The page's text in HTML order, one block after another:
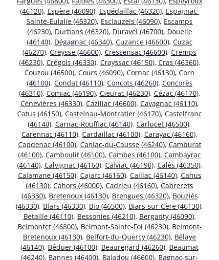
(46120), Espère (46090), Espédaillac (46320), Espagnac-
Sainte-Eulalie (46320), Esclauzels (46090), Escamps
(46230), Durbans (46320), Duravel (46700), Douelle
(46140), Dégagnac (46340), Cuzance (46600), Cuzac
(46270), Creysse (46600), Cressensac (46600), Cremps
(46230), Crégols (46330), Crayssac (46150), Cras (46360),
Couzou (46500), Cours (46090), Cornac (46130), Corn
(46100), Condat (46110), Concots (46260), Concorès
(46310), Comiac (46190), Cieurac (46230), Cézac (46170),
Cénevières (46330), Cazillac (46600), Cavagnac (46110),
Catus (46150), Castelnau-Montratier (46170), Castelfranc
(46140), Carnac-Rouffiac (46140), Carlucet (46500),
Carennac (46110), Cardaillac (46100), Carayac (46160),
Capdenac (46100), Caniac-du-Causse (46240), Camburat
(46100), Camboulit (46100), Cambes (46100), Cambayrac
(46140), Calvignac (46160), Calviac (46190), Calès (46350),
Calamane (46150), Cajarc (46160), Caillac (46140), Cahus
(46130), Cahors (46000), Cadrieu (46160), Cabrerets
(46330), Bretenoux (46130), Brengues (46320), Bouziès
(46330), Blars (46330), Bio (46500), Biars-sur-Cère (46130),
Bétaille (46110), Bessonies (46210), Berganty (46090),
Belmontet (46800), Belmont-Sainte-Foi (46230), Belmont-
Bretenoux (46130), Belfort-du-Quercy (46230), Bélaye
(46140), Béduer (46100), Beauregard (46260), Beaumat
(46240), Bannes (46400), Baladou (46600), Bagnac-sur-